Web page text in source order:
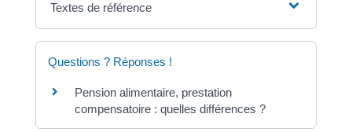
Textes de référence
Questions ? Réponses !
Pension alimentaire, prestation
compensatoire : quelles différences ?